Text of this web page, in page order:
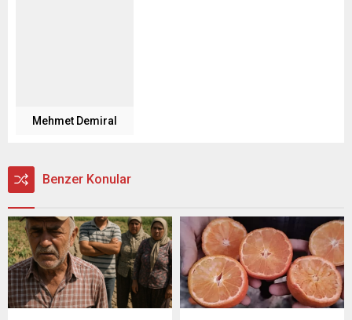
Mehmet Demiral
Benzer Konular